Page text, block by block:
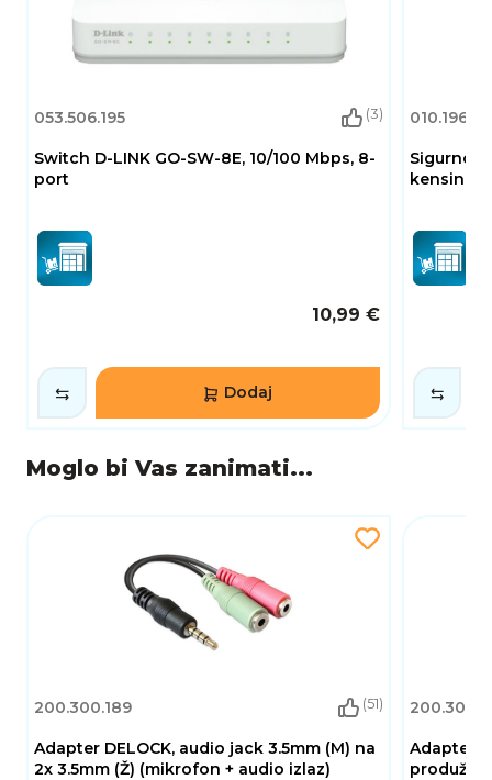
053.506.195 (3)
Switch D-LINK GO-SW-8E, 10/100 Mbps, 8-
port
10,99 €
Dodaj
Moglo bi Vas zanimati...
200.300.189 (51)
Adapter DELOCK, audio jack 3.5mm (M) na
2x 3.5mm (Ž) (mikrofon + audio izlaz)
Adapter
produžni